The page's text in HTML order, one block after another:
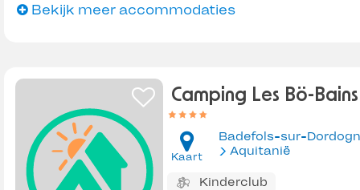
Bekijk meer accommodaties
Camping Les Bö-Bains
Kaart
Badefols-sur-
Aquitanië
Kinderclub